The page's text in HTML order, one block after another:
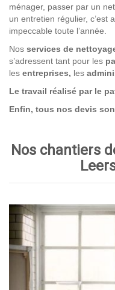
ménager, passer par un
un entretien régulier, c’est
impeccable toute l’année.
Nos services de
s’adressent tant pour les
les entreprises, les
Le travail réalisé par le
Enfin, tous nos devis
Nos chantiers